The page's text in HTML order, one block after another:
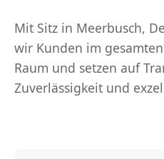
Mit Sitz in Meerbusch,
wir Kunden im
Raum und setzen auf
Zuverlässigkeit und